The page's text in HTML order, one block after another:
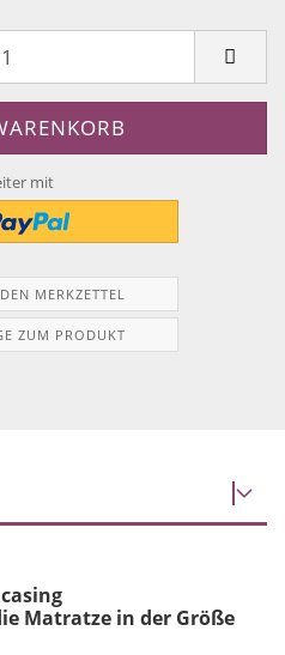
mit
MERKZETTEL
ZUM PRODUKT
Matratze in der Größe